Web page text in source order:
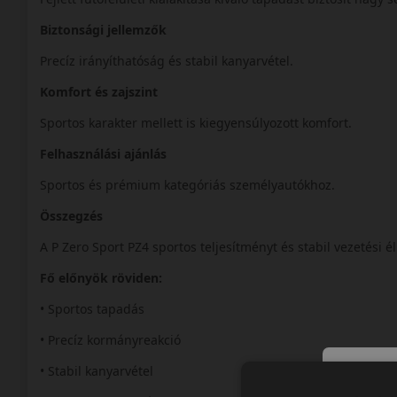
Biztonsági jellemzők
Precíz irányíthatóság és stabil kanyarvétel.
Komfort és zajszint
Sportos karakter mellett is kiegyensúlyozott komfort.
Felhasználási ajánlás
Sportos és prémium kategóriás személyautókhoz.
Összegzés
A P Zero Sport PZ4 sportos teljesítményt és stabil vezetési
Fő előnyök röviden:
• Sportos tapadás
• Precíz kormányreakció
• Stabil kanyarvétel